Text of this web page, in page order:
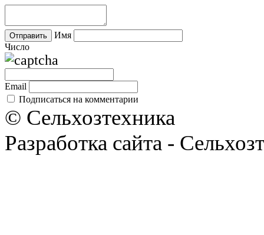
Имя
Число
Email
Подписаться на комментарии
© Сельхозтехника
Разработка сайта -